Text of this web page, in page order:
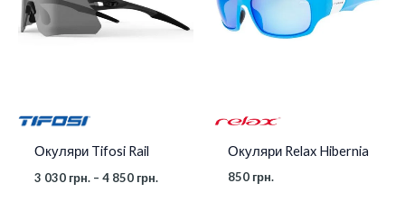
Окуляри Tifosi Rail
3 030 грн. – 4 850 грн.
4
850 грн.
Окуляри Relax Hibernia
850 грн.